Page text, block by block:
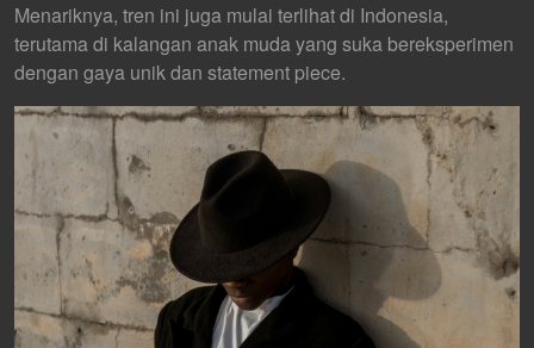
Menariknya, tren ini juga mulai terlihat di Indonesia,
terutama di kalangan anak muda yang suka bereksperimen
dengan gaya unik dan statement piece.